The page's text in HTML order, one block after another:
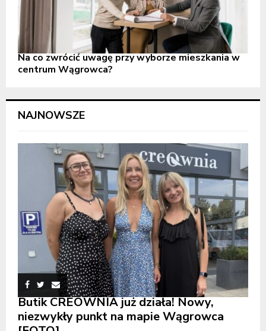
Na co zwrócić uwagę przy wyborze mieszkania w
centrum Wągrowca?
NAJNOWSZE
Butik CREOWNIA już działa! Nowy,
niezwykły punkt na mapie Wągrowca